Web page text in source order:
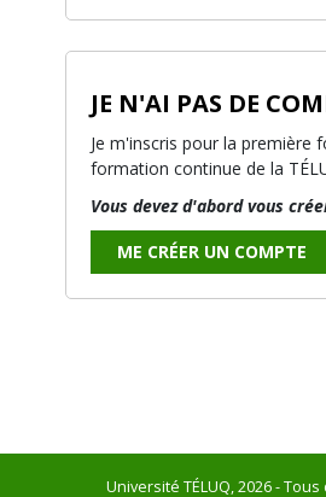
JE N'AI PAS DE
Je m'inscris pour la première
formation continue de la
Vous devez d'abord vous
ME CRÉER UN COMPTE
Université TÉLUQ, 2026 -